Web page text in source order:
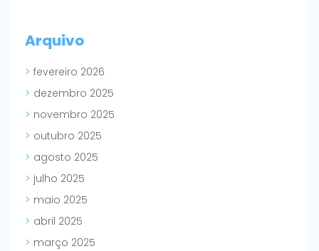
Arquivo
fevereiro 2026
dezembro 2025
novembro 2025
outubro 2025
agosto 2025
julho 2025
maio 2025
abril 2025
março 2025